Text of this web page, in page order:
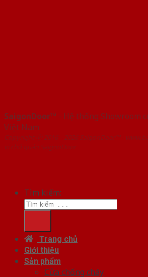
SaigonDoor™ - Hệ thống Showroom
Việt Nam
Copyright ⓒ 2016 – 2026 SaigonDoor™ -
vị chủ quản SaigonDoor
Tìm kiếm:
Trang chủ
Giới thiệu
Sản phẩm
Cửa chống cháy